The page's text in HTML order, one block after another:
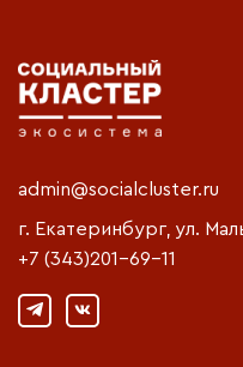
admin@socialcluster.ru
г. Екатеринбург, ул.
+7 (343)201-69-11